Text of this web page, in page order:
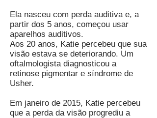
Ela nasceu com perda auditiva e, a
partir dos 5 anos, começou usar
aparelhos auditivos.
Aos 20 anos, Katie percebeu que sua
visão estava se deteriorando. Um
oftalmologista diagnosticou a
retinose pigmentar e síndrome de
Usher.
Em janeiro de 2015, Katie percebeu
que a perda da visão progrediu a